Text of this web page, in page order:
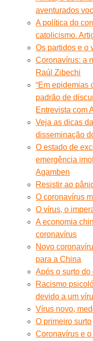
aventurados
A política do
catolicismo.
Os partidos e o
Coronavírus: a
Raúl Zibechi
“Em epidemias
padrão de
Entrevista com
Veja as dicas
disseminação
O estado de
emergência
Agamben
Resistir ao
O coronavírus
O vírus, o
A economia
coronavírus
Novo
para a China
Após o surto
Racismo
devido a um
Vírus novo,
O primeiro surto
Coronavírus e